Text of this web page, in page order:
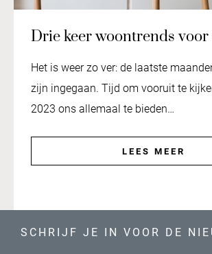
Drie keer woontrends
Het is weer zo ver: de laatste
zijn ingegaan. Tijd om vooruit te
2023 ons allemaal te bieden…
LEES MEER
SCHRIJF JE IN VOOR DE